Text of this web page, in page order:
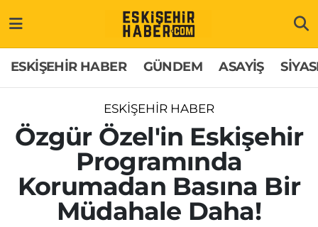
ESKİŞEHİR HABER GÜNDEM ASAYİŞ
ESKİŞEHİR HABER
Özgür Özel'in Eskişehir
Programında
Korumadan Basına Bir
Müdahale Daha!
GÜNDEM
ASAYİŞ
SİYASET
EKONOMİ
Hakkımızda
İletişim
Künye
Odunpazarı Trafik Yoğunluk Haritası
Süper Lig Puan Durumu ve Fikstür
Tüm Manşetler
Son Dakika Haberleri